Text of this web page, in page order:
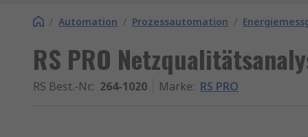
/ Automation / Prozessautomation /
RS PRO
RS Best.-Nr.: 264-1020 Marke: RS PRO